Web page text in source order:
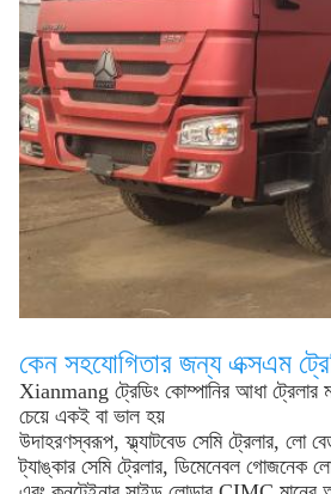
কেন সহযোগিতার জন্য এক্সএম
Xianmang ট্রেডিং কোম্পানির আধা ট্রেলার
চেয়ে একই বা ভাল হয়
উদাহরণস্বরূপ, ফ্ল্যাটবেড সেমি ট্রেলার, লো
ট্যাঙ্কার সেমি ট্রেলার, ডিমেনেবল গোজনেক